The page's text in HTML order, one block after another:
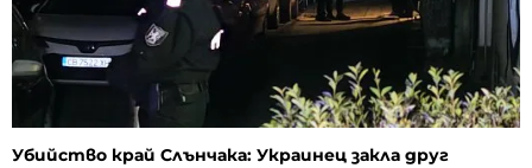
Убийство край Слънчака: Украинец закла друг